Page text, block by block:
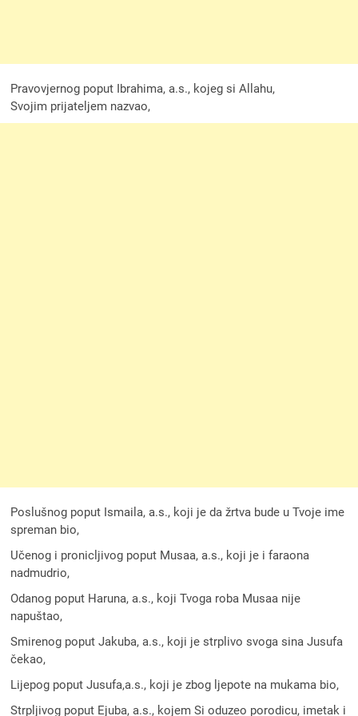
Pravovjernog poput Ibrahima, a.s., kojeg si Allahu,
Svojim prijateljem nazvao,
Poslušnog poput Ismaila, a.s., koji je da žrtva bude u Tvoje ime
spreman bio,
Učenog i pronicljivog poput Musaa, a.s., koji je i faraona
nadmudrio,
Odanog poput Haruna, a.s., koji Tvoga roba Musaa nije
napuštao,
Smirenog poput Jakuba, a.s., koji je strplivo svoga sina Jusufa
čekao,
Lijepog poput Jusufa,a.s., koji je zbog ljepote na mukama bio,
Strpljivog poput Ejuba, a.s., kojem Si oduzeo porodicu, imetak i